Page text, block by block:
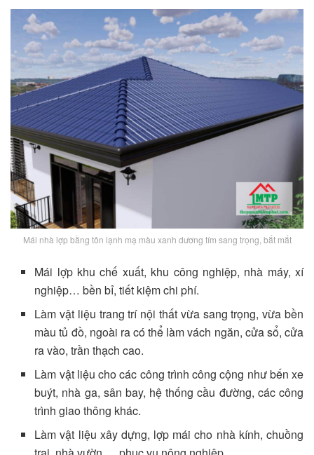
Mái nhà lợp bằng tôn lạnh mạ màu xanh dương tím sang trọng, bắt mắt
Mái lợp khu chế xuất, khu công nghiệp, nhà máy, xí
nghiệp… bền bỉ, tiết kiệm chi phí.
Làm vật liệu trang trí nội thất vừa sang trọng, vừa bền
màu tủ đồ, ngoài ra có thể làm vách ngăn, cửa sổ, cửa
ra vào, trần thạch cao.
Làm vật liệu cho các công trình công cộng như bến xe
buýt, nhà ga, sân bay, hệ thống cầu đường, các công
trình giao thông khác.
Làm vật liệu xây dựng, lợp mái cho nhà kính, chuồng